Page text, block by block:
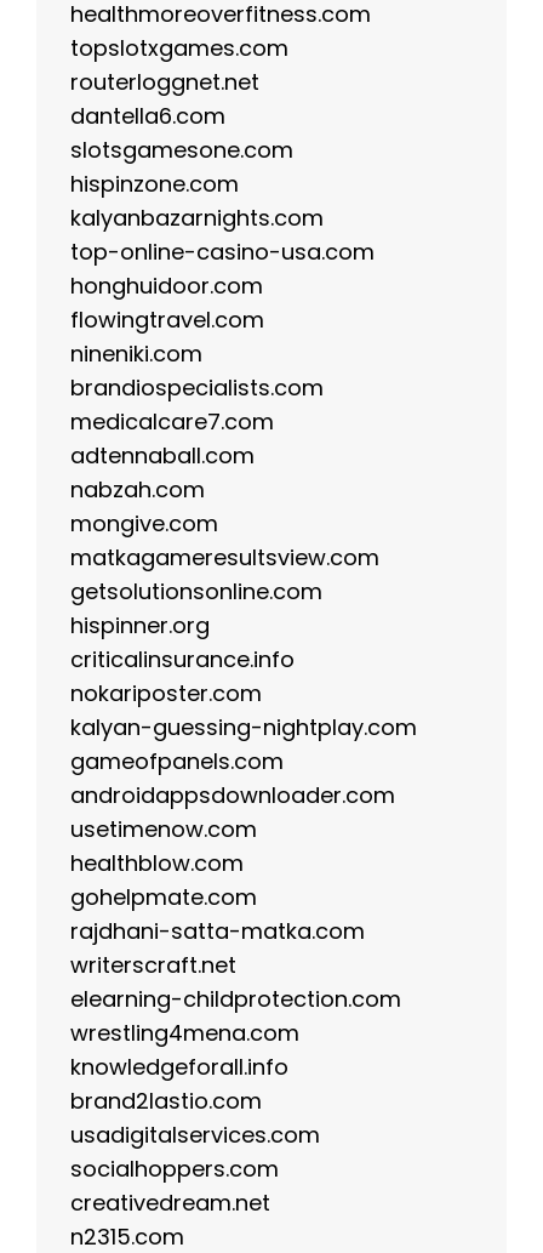
healthmoreoverfitness.com
topslotxgames.com
routerloggnet.net
dantella6.com
slotsgamesone.com
hispinzone.com
kalyanbazarnights.com
top-online-casino-usa.com
honghuidoor.com
flowingtravel.com
nineniki.com
brandiospecialists.com
medicalcare7.com
adtennaball.com
nabzah.com
mongive.com
matkagameresultsview.com
getsolutionsonline.com
hispinner.org
criticalinsurance.info
nokariposter.com
kalyan-guessing-nightplay.com
gameofpanels.com
androidappsdownloader.com
usetimenow.com
healthblow.com
gohelpmate.com
rajdhani-satta-matka.com
writerscraft.net
elearning-childprotection.com
wrestling4mena.com
knowledgeforall.info
brand2lastio.com
usadigitalservices.com
socialhoppers.com
creativedream.net
n2315.com